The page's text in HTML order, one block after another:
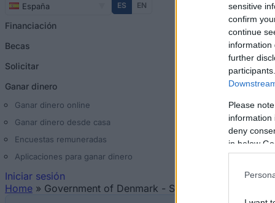
sensitive
confirm
continue
information
further
Please
information
deny
in below
España ES EN
Financiación
Becas
Solicitar
Ganar dinero
Ganar dinero online
Ganar dinero desde casa
Encuestas remuneradas
Aplicaciones para ganar dinero
Iniciar sesión
Home » Government of Denmark - Scholarships for study